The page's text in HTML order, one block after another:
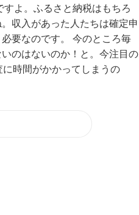
よ。ふるさと納税はもちろ
収入があった人たちは確定申
要なのです。 今のところ毎
のはないのか！と。今注目の
時間がかかってしまうの